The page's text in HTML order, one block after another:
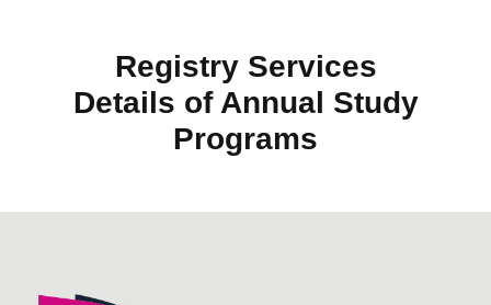
Registry Services
Details of Annual Study
Programs